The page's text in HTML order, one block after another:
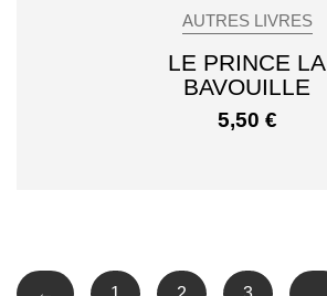
AUTRES LIVRES
LE PRINCE LA
BAVOUILLE
5,50 €